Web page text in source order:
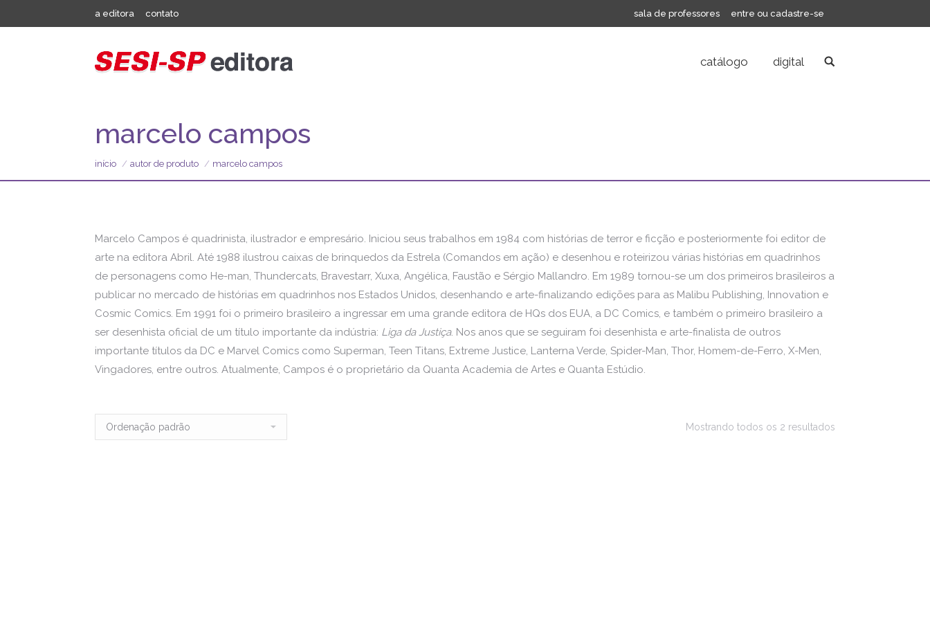
a editora contato sala de professores entre ou cadastre-se
catálogo digital Search:
marcelo campos
início autor de produto marcelo campos
Marcelo Campos é quadrinista, ilustrador e empresário. Iniciou seus trabalhos em 1984 com histórias de terror e ficção e posteriormente foi editor de
arte na editora Abril. Até 1988 ilustrou caixas de brinquedos da Estrela (Comandos em ação) e desenhou e roteirizou várias histórias em quadrinhos
de personagens como He-man, Thundercats, Bravestarr, Xuxa, Angélica, Faustão e Sérgio Mallandro. Em 1989 tornou-se um dos primeiros brasileiros a
publicar no mercado de histórias em quadrinhos nos Estados Unidos, desenhando e arte-finalizando edições para as Malibu Publishing, Innovation e
Cosmic Comics. Em 1991 foi o primeiro brasileiro a ingressar em uma grande editora de HQs dos EUA, a DC Comics, e também o primeiro brasileiro a
ser desenhista oficial de um título importante da indústria: Liga da Justiça. Nos anos que se seguiram foi desenhista e arte-finalista de outros
importante títulos da DC e Marvel Comics como Superman, Teen Titans, Extreme Justice, Lanterna Verde, Spider-Man, Thor, Homem-de-Ferro, X-Men,
Vingadores, entre outros. Atualmente, Campos é o proprietário da Quanta Academia de Artes e Quanta Estúdio.
Mostrando todos os 2 resultados